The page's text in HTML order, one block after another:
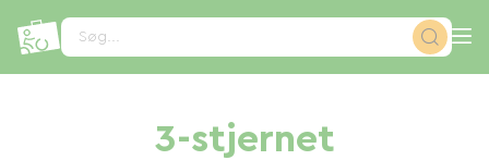
Søg...
3-stjernet
CCookie-styringspanel